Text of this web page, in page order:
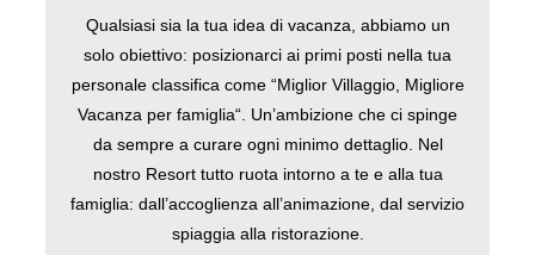
Qualsiasi sia la tua idea di vacanza, abbiamo un
solo obiettivo: posizionarci ai primi posti nella tua
personale classifica come “Miglior Villaggio, Migliore
Vacanza per famiglia“. Un’ambizione che ci spinge
da sempre a curare ogni minimo dettaglio. Nel
nostro Resort tutto ruota intorno a te e alla tua
famiglia: dall’accoglienza all’animazione, dal servizio
spiaggia alla ristorazione.